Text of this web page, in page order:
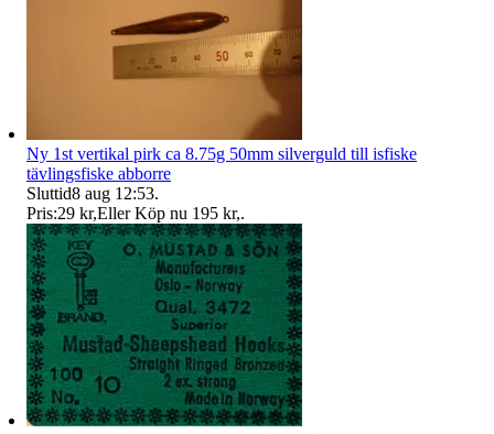
Ny 1st vertikal pirk ca 8.75g 50mm silverguld till isfiske
tävlingsfiske abborre
Sluttid8 aug 12:53.
Pris:29 kr,Eller Köp nu 195 kr,.